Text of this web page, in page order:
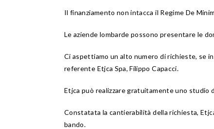
Il finanziamento non intacca il Regime De
Le aziende lombarde possono presentare le
Ci aspettiamo un alto numero di richieste, se
referente Etjca Spa, Filippo Capacci.
Etjca può realizzare gratuitamente uno studio
Constatata la cantierabilità della richiesta,
bando.